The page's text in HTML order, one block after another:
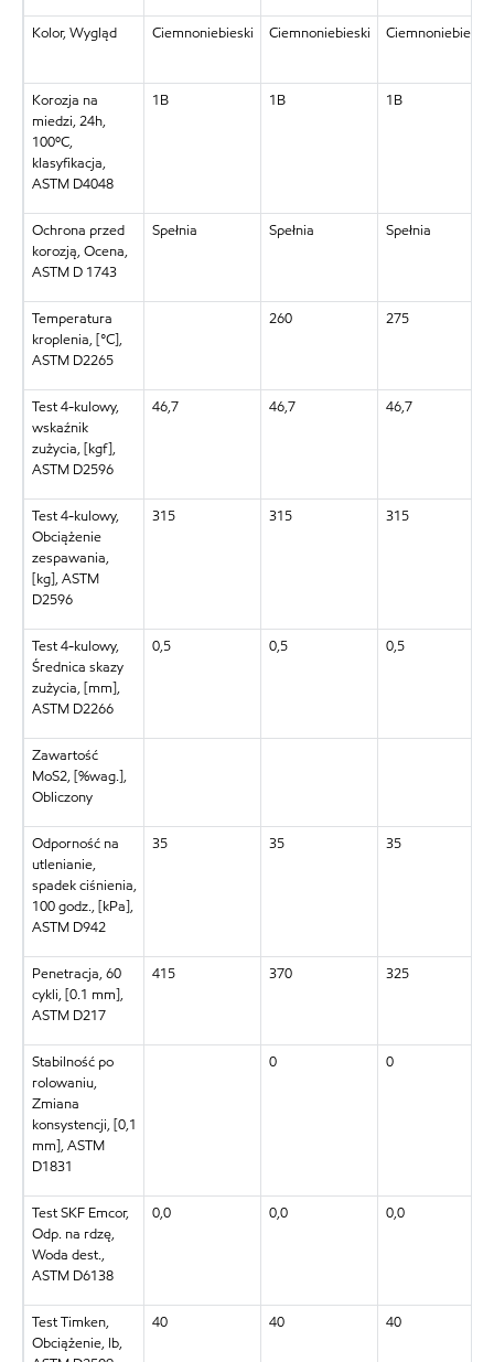
Kolor, Wygląd Ciemnoniebieski Ciemnoniebieski Ciemnoniebieski
Korozja na
miedzi, 24h,
100ºC,
klasyfikacja,
ASTM D4048
1B 1B 1B
Ochrona przed
korozją, Ocena,
ASTM D 1743
Spełnia Spełnia Spełnia
Temperatura
kroplenia, [°C],
ASTM D2265
260 275
Test 4-kulowy,
wskaźnik
zużycia, [kgf],
ASTM D2596
46,7 46,7 46,7
Test 4-kulowy,
Obciążenie
zespawania,
[kg], ASTM
D2596
315 315 315
Test 4-kulowy,
Średnica skazy
zużycia, [mm],
ASTM D2266
0,5 0,5 0,5
Zawartość
MoS2, [%wag.],
Obliczony
Odporność na
utlenianie,
spadek ciśnienia,
100 godz., [kPa],
ASTM D942
35 35 35
Penetracja, 60
cykli, [0.1 mm],
ASTM D217
415 370 325
Stabilność po
rolowaniu,
Zmiana
konsystencji, [0,1
mm], ASTM
D1831
0 0
Test SKF Emcor,
Odp. na rdzę,
Woda dest.,
ASTM D6138
0,0 0,0 0,0
Test Timken,
Obciążenie, lb,
40 40 40